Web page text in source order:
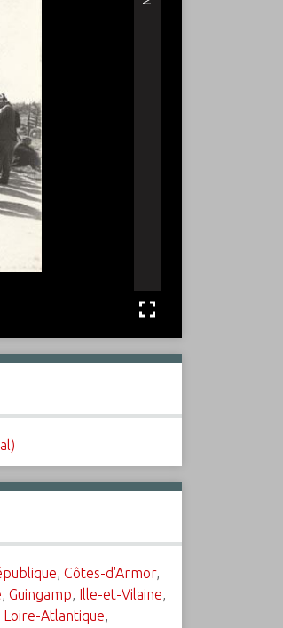
,Côtes-d'Armor,
,Guingamp, Ille-et-Vilaine,
Loire-Atlantique,